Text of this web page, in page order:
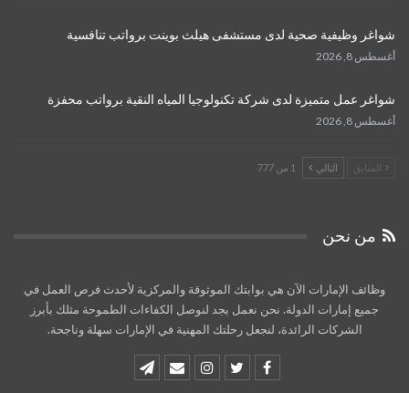
شواغر وظيفية صحية لدى مستشفى هيلث بوينت برواتب تنافسية
أغسطس 8, 2026
شواغر عمل متميزة لدى شركة تكنولوجيا المياه النقية برواتب محفزة
أغسطس 8, 2026
السابق التالي 1 من 777
من نحن
وظائف الإمارات الآن هي بوابتك الموثوقة والمركزية لأحدث فرص العمل في
جميع إمارات الدولة. نحن نعمل بجد لنوصل الكفاءات الطموحة مثلك بأبرز
الشركات الرائدة، لنجعل رحلتك المهنية في الإمارات سهلة وناجحة.